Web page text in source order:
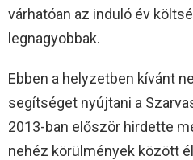
várhatóan az induló év
legnagyobbak.
Ebben a helyzetben kívánt
segítséget nyújtani a
2013-ban először hirdette
nehéz körülmények között